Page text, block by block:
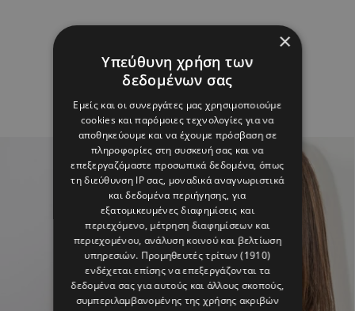
×
Υπεύθυνη χρήση των
δεδομένων σας
Εμείς και οι συνεργάτες μας χρησιμοποιούμε
cookies και παρόμοιες τεχνολογίες για να
αποθηκεύουμε και να έχουμε πρόσβαση σε
πληροφορίες στη συσκευή σας και να
επεξεργαζόμαστε προσωπικά δεδομένα, όπως
τη διεύθυνση IP σας, μοναδικά αναγνωριστικά
και δεδομένα περιήγησης, για
εξατομικευμένες διαφημίσεις και
περιεχόμενο, μέτρηση διαφημίσεων και
περιεχομένου, ανάλυση κοινού και βελτίωση
υπηρεσιών. Προμηθευτές τρίτων (1910)
ενδέχεται επίσης να επεξεργάζονται τα
δεδομένα σας για αυτούς και άλλους σκοπούς,
συμπεριλαμβανομένης της χρήσης ακριβών